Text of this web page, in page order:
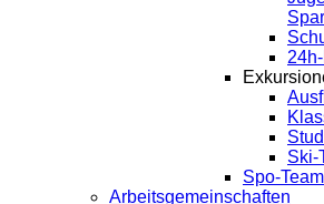
Ski-
Spo-Team
Arbeitsgemeinschaften